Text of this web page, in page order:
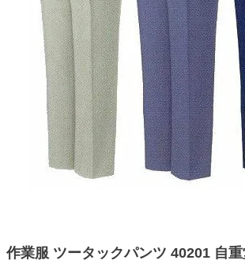
作業服 ツータックパンツ 40201 自